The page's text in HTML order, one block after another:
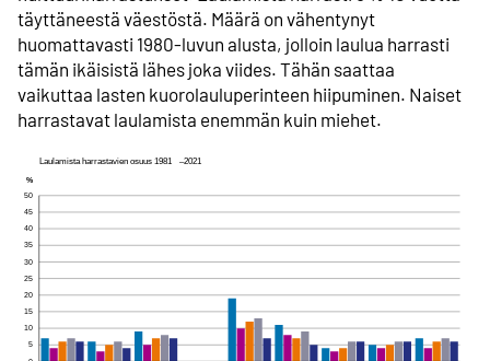
täyttäneestä väestöstä. Määrä on vähentynyt
huomattavasti 1980-luvun alusta, jolloin laulua harrasti
tämän ikäisistä lähes joka viides. Tähän saattaa
vaikuttaa lasten kuorolauluperinteen hiipuminen. Naiset
harrastavat laulamista enemmän kuin miehet.